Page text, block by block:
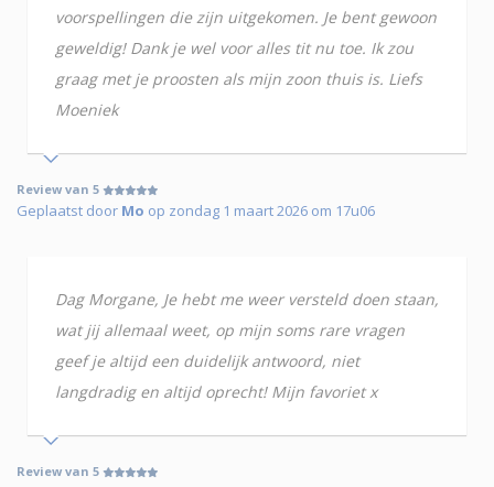
voorspellingen die zijn uitgekomen. Je bent gewoon
geweldig! Dank je wel voor alles tit nu toe. Ik zou
graag met je proosten als mijn zoon thuis is. Liefs
Moeniek
Review van 5
Geplaatst door Mo op zondag 1 maart 2026 om 17u06
Dag Morgane, Je hebt me weer versteld doen staan,
wat jij allemaal weet, op mijn soms rare vragen
geef je altijd een duidelijk antwoord, niet
langdradig en altijd oprecht! Mijn favoriet x
Review van 5